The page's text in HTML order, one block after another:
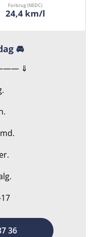
Forbrug (NEDC)
24,4 km/l
🚘
⇓
36